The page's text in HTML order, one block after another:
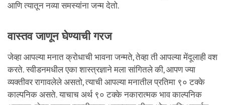
आणि त्यातून नव्या समस्यांना जन्म देतो.
वास्तव जाणून घेण्याची गरज
जेव्हा आपल्या मनात क्रोधाची भावना जन्मते, तेव्हा ती आपल्या मेंदूलाही वश
करते. स्वीडनमधील एका शास्त्रज्ञाने मला सांगितले की, आपण ज्या
व्यक्तीवर रागावलेले असतो, त्याची आपल्या मनातील प्रतिमा ९० टक्के
काल्पनिक असते. याचाच अर्थ ९० टक्के नकारात्मक भाव काल्पनिक